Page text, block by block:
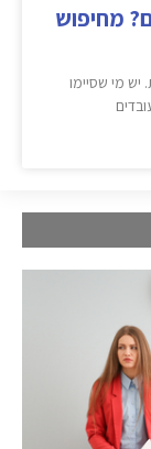
מחיפוש
מי שסיימו